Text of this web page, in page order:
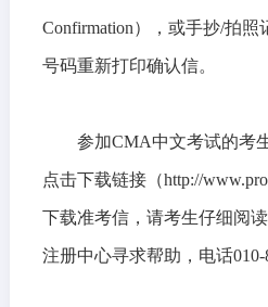
Confirmation），或手抄/拍
号码重新打印确认信。
参加CMA中文考试的考
点击下载链接（http://
下载准考信，请考生仔细阅
注册中心寻求帮助，电话010-